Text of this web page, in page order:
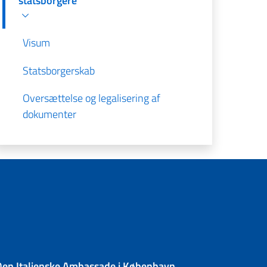
Visum
Statsborgerskab
Oversættelse og legalisering af
dokumenter